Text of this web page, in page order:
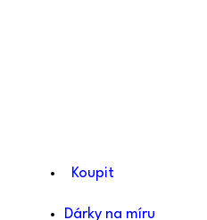
Koupit
Dárky na míru